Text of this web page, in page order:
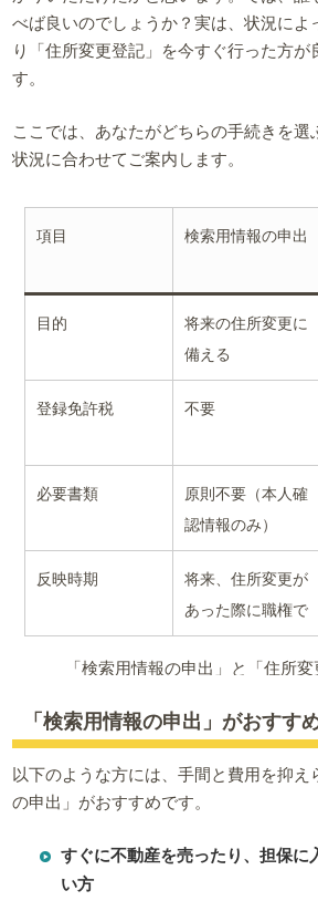
べば良いのでしょうか？実は、状況によ
り「住所変更登記」を今すぐ行った方が
す。
ここでは、あなたがどちらの手続きを選
状況に合わせてご案内します。
項目 検索用情報の申出
目的
将来の住所変更に
備える
登録免許税 不要
必要書類
原則不要（本人確
認情報のみ）
反映時期
将来、住所変更が
あった際に職権で
「検索用情報の申出」と「住所
「検索用情報の申出」がおすす
以下のような方には、手間と費用を抑え
の申出」がおすすめです。
すぐに不動産を売ったり、担保に
い方